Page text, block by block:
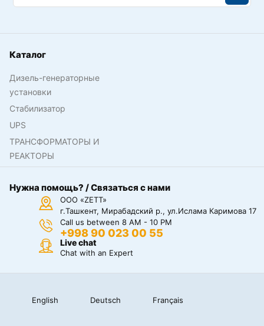
Каталог
Дизель-генераторные
установки
Стабилизатор
UPS
ТРАНСФОРМАТОРЫ И
РЕАКТОРЫ
Нужна помощь? / Связаться с нами
ООО «ZETT»
г.Ташкент, Мирабадский р., ул.Ислама Каримова 17
Call us between 8 AM - 10 PM
+998 90 023 00 55
Live chat
Chat with an Expert
English Deutsch Français